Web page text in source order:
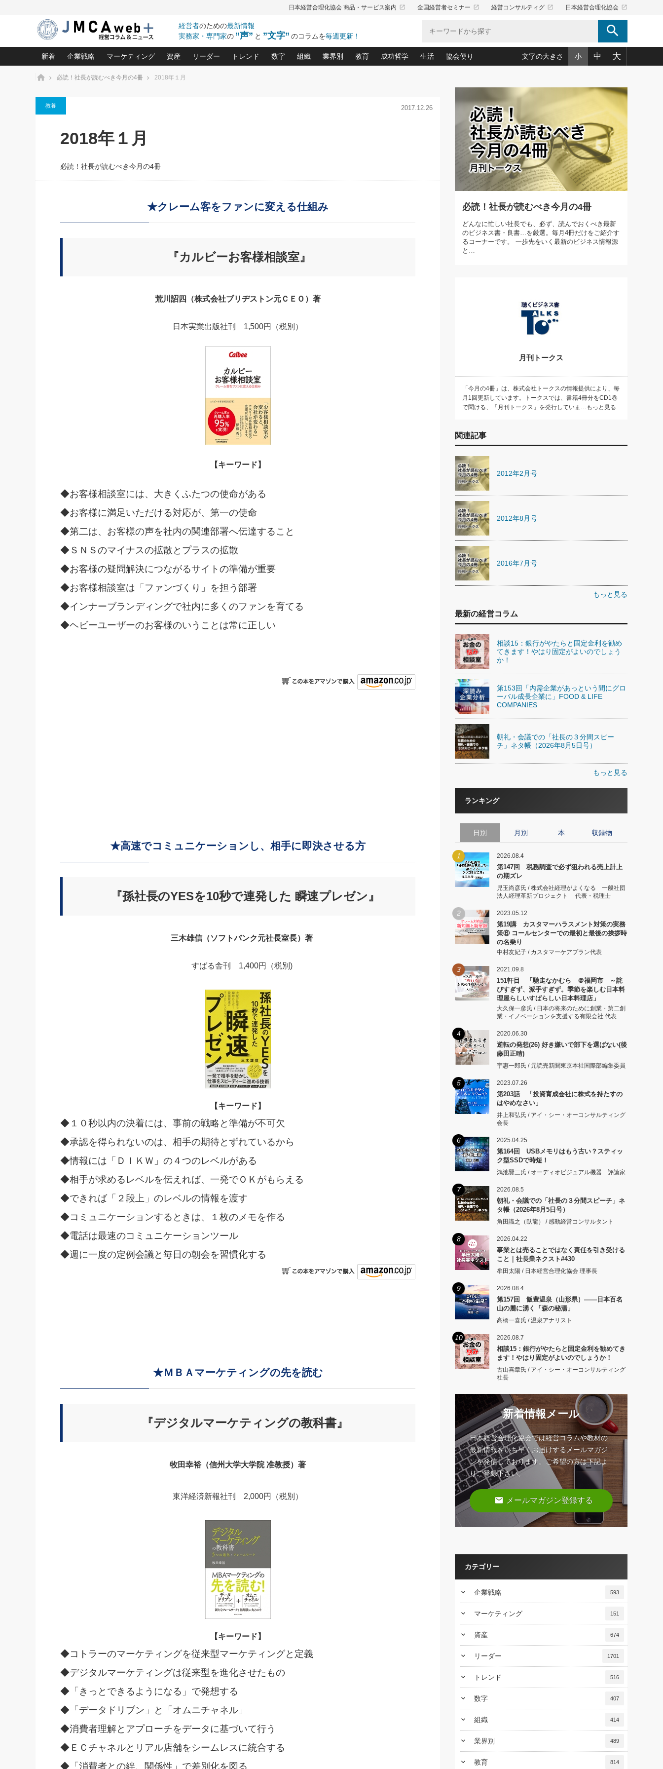
日本経営合理化協会 商品・サービス案内 launch 全国経営者セミナー launch 経営コンサルティグ launch 日本経営合理化協会 launch
経営者のための最新情報
実務家・専門家の ”声” と ”文字” のコラムを毎週更新！ search
新着
2026.08.7
がよいのでしょうか！
2026.08.7
FOOD & LIFE COMPANIES
日号）
第86回 「言葉狩り」
もっとみる
企業戦略
強い会社を築く ビジネス・クリニック(240)
日本レーザー「人を大切にしながら利益を上げる経営」の極意
武器としてのM&A入門(3)
マーケティング
ロングセラーの玉手箱(9)
は(5)
最高の自分を表現する 成功イメージ戦略(77)
資産 リーダー
次もあなたにお願いしたいと思われる「一流の仕事術」(28)
酒井英之の社長のビジョン実現道場(10)
トレンド 数字
賢い社長の「経理財務の見どころ・勘どころ・ツッコミどこ
組織
顧客・社員・社会から支持される「ウェルビーイング経営入
業界別
大久保一彦の“流行る”お店の仕組みづくり(210)
教育
あなただからお願いしたいと思われる 気配りの達人(127)
デキル社員に育てる！ 社員教育の決め手(203)
東川鷹年の「中小企業の人育て」(38)
成功哲学
中国哲学に学ぶ 不況は会社守成の好機(38)
令和時代の「社長の人間力の磨き方」(86)
先人の名句名言の教え 東洋思想に学ぶ経営学(132)
渡部昇一の「日本の指導者たち」(32)
経営に活かす“十八史略”(30)
生活
おのころ心平の ──社長のための「か・ら・だマネジメント」
(50)
デジタルＡＶを味方に！新・仕事術(180)
リーダー脳の鍛え方(32)
ワインを楽しむ基礎レッスン(12)
必読！社長が読むべき今月の4冊(88)
眼と耳で楽しむ読書術(162)
社長の「氣」(30)
米国スポーツ・ビジネスに学ぶ心理学(98)
高橋一喜の『これぞ！"本物の温泉"』(157)
協会便り
「愛読者通信」著者インタビュー(44)
ビジネス見聞録 経営ニュース(100)
作間信司の経営無形庵(けいえいむぎょうあん)(166)
経営セミナー情報局(1)
繁栄への着眼点 牟田太陽(76)
講話を聞いて学ぼう 実学・耳学・磨く「ミミガク」のすすめ
文字の大きさ 小 中 大
ホーム 必読！社長が読むべき今月の4冊 2018年１月
教養 2017.12.26
2018年１月
必読！社長が読むべき今月の4冊
★クレーム客をファンに変える仕組み
『カルビーお客様相談室』
荒川詔四（株式会社ブリヂストン元ＣＥＯ）著
日本実業出版社刊 1,500円（税別）
【キーワード】
◆お客様相談室には、大きくふたつの使命がある
◆お客様に満足いただける対応が、第一の使命
◆第二は、お客様の声を社内の関連部署へ伝達すること
◆ＳＮＳのマイナスの拡散とプラスの拡散
◆お客様の疑問解決につながるサイトの準備が重要
◆お客様相談室は「ファンづくり」を担う部署
◆インナーブランディングで社内に多くのファンを育てる
◆ヘビーユーザーのお客様のいうことは常に正しい
★高速でコミュニケーションし、相手に即決させる方
『孫社長のYESを10秒で連発した 瞬速プレゼン』
三木雄信（ソフトバンク元社長室長）著
すばる舎刊 1,400円（税別)
【キーワード】
◆１０秒以内の決着には、事前の戦略と準備が不可欠
◆承認を得られないのは、相手の期待とずれているから
◆情報には「ＤＩＫＷ」の４つのレベルがある
◆相手が求めるレベルを伝えれば、一発でＯＫがもらえる
◆できれば「２段上」のレベルの情報を渡す
◆コミュニケーションするときは、１枚のメモを作る
◆電話は最速のコミュニケーションツール
◆週に一度の定例会議と毎日の朝会を習慣化する
★ＭＢＡマーケティングの先を読む
『デジタルマーケティングの教科書』
牧田幸裕（信州大学大学院 准教授）著
東洋経済新報社刊 2,000円（税別）
【キーワード】
◆コトラーのマーケティングを従来型マーケティングと定義
◆デジタルマーケティングは従来型を進化させたもの
◆「きっとできるようになる」で発想する
◆「データドリブン」と「オムニチャネル」
◆消費者理解とアプローチをデータに基づいて行う
◆ＥＣチャネルとリアル店舗をシームレスに統合する
◆「消費者との絆、関係性」で差別化を図る
必読！社長が読むべき今月の4冊
どんなに忙しい社長でも、必ず、読んでおくべき最新
のビジネス書・良書…を厳選。毎月4冊だけをご紹介す
るコーナーです。 一歩先をいく最新のビジネス情報源
と…
月刊トークス
「今月の4冊」は、株式会社トークスの情報提供により、毎
月1回更新しています。トークスでは、書籍4冊分をCD1巻
で聞ける、「月刊トークス」を発行していま…もっと見る
関連記事
2012年2月号
2012年8月号
2016年7月号
もっと見る
最新の経営コラム
相談15：銀行がやたらと固定金利を勧め
てきます！やはり固定がよいのでしょう
か！
第153回「内需企業があっという間にグロ
ーバル成長企業に」FOOD & LIFE
COMPANIES
朝礼・会議での「社長の３分間スピー
チ」ネタ帳（2026年8月5日号）
もっと見る
ランキング
日別 月別 本 収録物
1 2026.08.4
第147回 税務調査で必ず狙われる売上計上
の期ズレ
児玉尚彦氏 / 株式会社経理がよくなる 一般社団
法人経理革新プロジェクト 代表・税理士
2 2023.05.12
第19講 カスタマーハラスメント対策の実務
策⑥ コールセンターでの最初と最後の挨拶時
の名乗り
中村友妃子 / カスタマーケアプラン代表
3 2021.09.8
151軒目 「馳走なかむら ＠福岡市 ～詫
びすぎず、派手すぎず。季節を楽しむ日本料
理屋らしいすばらしい日本料理店」
大久保一彦氏 / 日本の将来のために創業・第二創
業・イノベーションを支援する有限会社 代表
4 2020.06.30
逆転の発想(26) 好き嫌いで部下を選ばない(後
藤田正晴)
宇惠一郎氏 / 元読売新聞東京本社国際部編集委員
5 2023.07.26
第203話 「投資育成会社に株式を持たすの
はやめなさい」
井上和弘氏 / アイ・シー・オーコンサルティング
会長
6 2025.04.25
第164回 USBメモリはもう古い？スティッ
ク型SSDで時短！
鴻池賢三氏 / オーディオビジュアル機器 評論家
7 2026.08.5
朝礼・会議での「社長の３分間スピーチ」ネ
タ帳（2026年8月5日号）
角田識之（臥龍） / 感動経営コンサルタント
8 2026.04.22
事業とは売ることではなく責任を引き受ける
こと｜社長業ネクスト#430
牟田太陽 / 日本経営合理化協会 理事長
9 2026.08.4
第157回 飯豊温泉（山形県）――日本百名
山の麓に湧く「森の秘湯」
高橋一喜氏 / 温泉アナリスト
10 2026.08.7
相談15：銀行がやたらと固定金利を勧めてき
ます！やはり固定がよいのでしょうか！
古山喜章氏 / アイ・シー・オーコンサルティング
社長
新着情報メール
日本経営合理化協会では経営コラムや教材の
最新情報をいち早くお届けするメールマガジ
ンを発信しております。ご希望の方は下記よ
りご登録下さい。
email メールマガジン登録する
カテゴリー
keyboard_arrow_down 企業戦略 593
keyboard_arrow_down マーケティング 151
keyboard_arrow_down 資産 674
keyboard_arrow_down リーダー 1701
keyboard_arrow_down トレンド 516
keyboard_arrow_down 数字 407
keyboard_arrow_down 組織 414
keyboard_arrow_down 業界別 489
keyboard_arrow_down 教育 814